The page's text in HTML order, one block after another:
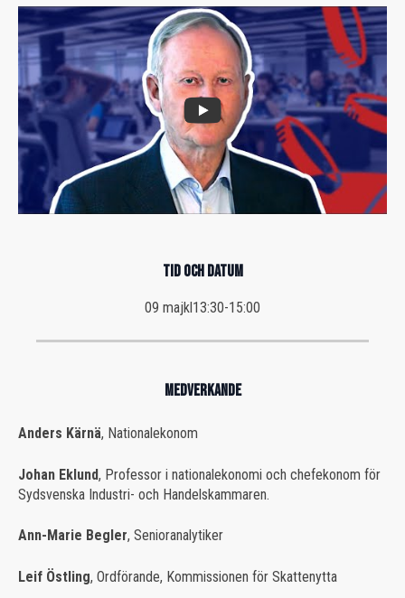
TID OCH DATUM
09 majkl13:30-15:00
MEDVERKANDE
Anders Kärnä, Nationalekonom
Johan Eklund, Professor i nationalekonomi och chefekonom för
Sydsvenska Industri- och Handelskammaren.
Ann-Marie Begler, Senioranalytiker
Leif Östling, Ordförande, Kommissionen för Skattenytta